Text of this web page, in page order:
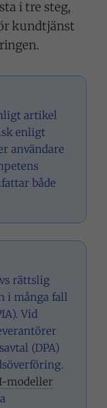
i tre steg,
kundtjänst
artikel
enligt
användare
både
rättslig
i många fall
Vid
(DPA)
modeller